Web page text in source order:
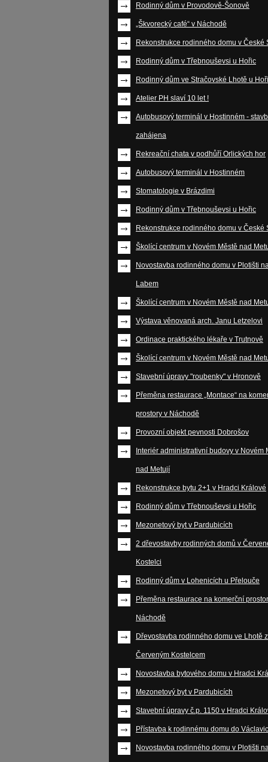
Rodinný dům v Provodově-Šonově
„Škvorecký café“ v Náchodě
Rekonstrukce rodinného domu v České
Rodinný dům v Třebnouševsi u Hořic
Rodinný dům ve Stračovské Lhotě u
Atelier PH slaví 10 let !
Autobusový terminál v Hostinném -
zahájena
Rekreační chata v podhůří Orlických hor
Autobusový terminál v Hostinném
Stomatologie v Brázdimi
Rodinný dům v Třebnouševsi u Hořic
Rekonstrukce rodinného domu v České
Školící centrum v Novém Městě nad
Novostavba rodinného domu v Plotišti
Labem
Školící centrum v Novém Městě nad
Výstava věnovaná arch. Janu Letzelovi
Ordinace praktického lékaře v Trutnově
Školící centrum v Novém Městě nad
Stavební úpravy "roubenky" v Hronově
Přeměna restaurace „Montace“ na
prostory v Náchodě
Provozní objekt pevnosti Dobrošov
Interiér administrativní budovy v Novém
nad Metují
Rekonstrukce bytu 2+1 v Hradci Králové
Rodinný dům v Třebnouševsi u Hořic
Mezonetový byt v Pardubicích
2 dřevostavby rodinných domů v
Kostelci
Rodinný dům v Lohenicích u Přelouče
Přeměna restaurace na komerční
Náchodě
Dřevostavba rodinného domu ve Lhotě
Červeným Kostelcem
Novostavba bytového domu v Hradci
Mezonetový byt v Pardubicích
Stavební úpravy č.p. 1150 v Hradci
Přístavba k rodinnému domu do Václavic
Novostavba rodinného domu v Plotišti